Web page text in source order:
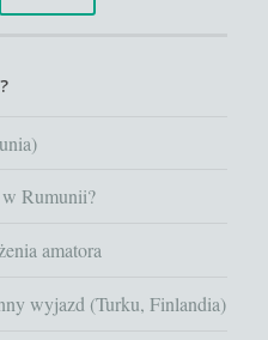
Rumunii?
amatora
wyjazd (Turku, Finlandia)